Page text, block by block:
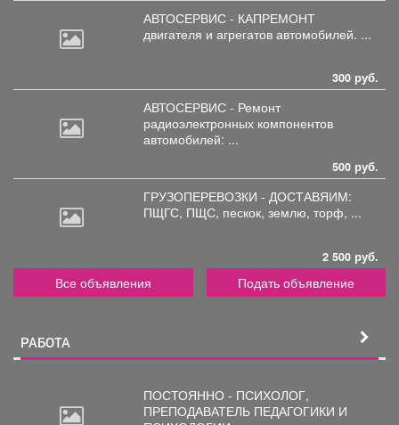
АВТОСЕРВИС - КАПРЕМОНТ
двигателя и агрегатов автомобилей. ...
300 руб.
АВТОСЕРВИС - Ремонт
радиоэлектронных компонентов
автомобилей: ...
500 руб.
ГРУЗОПЕРЕВОЗКИ - ДОСТАВЯИМ:
ПЩГС, ПЩС, пескок, землю, торф, ...
2 500 руб.
Все объявления Подать объявление
РАБОТА
ПОСТОЯННО - ПСИХОЛОГ,
ПРЕПОДАВАТЕЛЬ ПЕДАГОГИКИ И